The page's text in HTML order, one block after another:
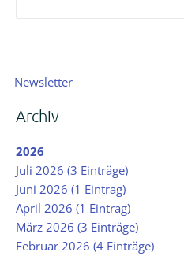
Navigation
Newsletter
Archiv
2026
Juli 2026 (3 Einträge)
Juni 2026 (1 Eintrag)
April 2026 (1 Eintrag)
März 2026 (3 Einträge)
Februar 2026 (4 Einträge)